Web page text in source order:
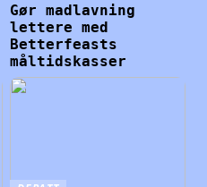
Gør madlavning
lettere med
Betterfeasts
måltidskasser